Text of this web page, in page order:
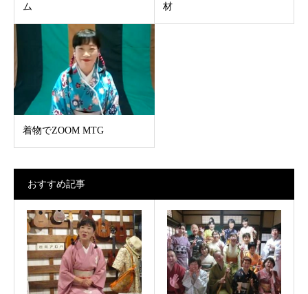
ム
材
着物でZOOM MTG
おすすめ記事